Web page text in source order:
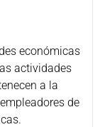
económicas
actividades
a la
de